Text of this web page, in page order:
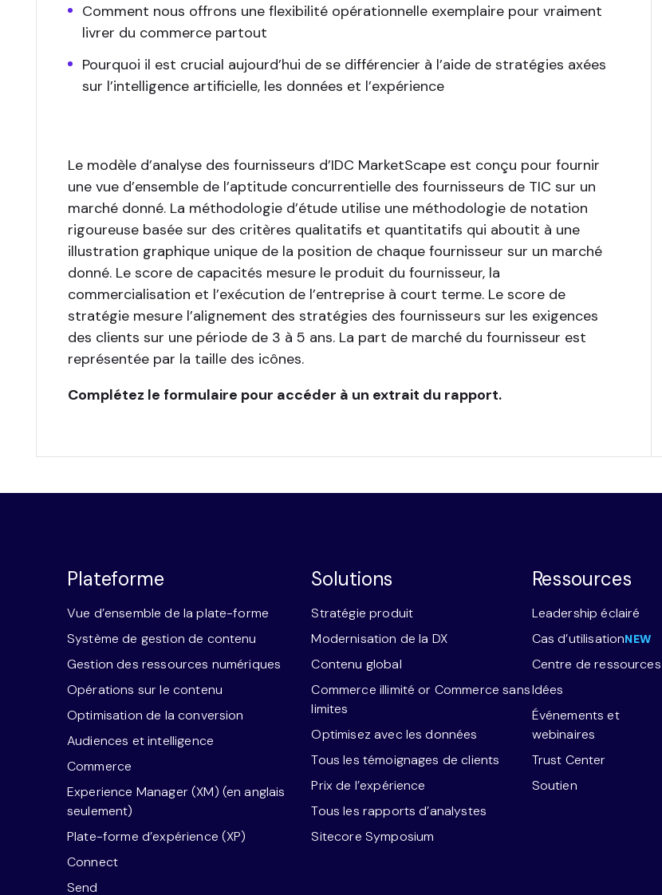
Comment nous offrons une flexibilité opérationnelle exemplaire pour vraiment
livrer du commerce partout
Pourquoi il est crucial aujourd’hui de se différencier à l’aide de stratégies axées
sur l’intelligence artificielle, les données et l’expérience
Le modèle d’analyse des fournisseurs d’IDC MarketScape est conçu pour fournir
une vue d’ensemble de l’aptitude concurrentielle des fournisseurs de TIC sur un
marché donné. La méthodologie d’étude utilise une méthodologie de notation
rigoureuse basée sur des critères qualitatifs et quantitatifs qui aboutit à une
illustration graphique unique de la position de chaque fournisseur sur un marché
donné. Le score de capacités mesure le produit du fournisseur, la
commercialisation et l’exécution de l’entreprise à court terme. Le score de
stratégie mesure l’alignement des stratégies des fournisseurs sur les exigences
des clients sur une période de 3 à 5 ans. La part de marché du fournisseur est
représentée par la taille des icônes.
Complétez le formulaire pour accéder à un extrait du rapport.
Plateforme
Vue d’ensemble de la plate-forme
Système de gestion de contenu
Gestion des ressources numériques
Opérations sur le contenu
Optimisation de la conversion
Audiences et intelligence
Commerce
Experience Manager (XM) (en anglais
seulement)
Plate-forme d’expérience (XP)
Connect
Send
Solutions
Stratégie produit
Modernisation de la DX
Contenu global
Commerce illimité or Commerce sans
limites
Optimisez avec les données
Tous les témoignages de clients
Prix de l’expérience
Tous les rapports d’analystes
Sitecore Symposium
Ressources
Leadership éclairé
Cas d’utilisationNEW
Centre de ressources
Idées
Événements et
webinaires
Trust Center
Soutien